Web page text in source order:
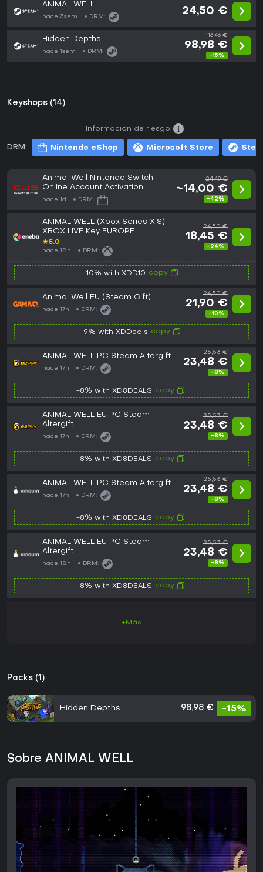
ANIMAL WELL
hace 3sem DRM:
24,50 €
Hidden Depths
hace 1sem DRM:
116,46 €
98,98 €
-15%
Keyshops (14)
DRM: Nintendo eShop Microsoft Store
Información de riesgo:
Animal Well Nintendo Switch
Online Account Activation
(GLOBAL)
hace 1d DRM:
24,49 €
~14,00 €
-42%
ANIMAL WELL (Xbox Series X|S)
XBOX LIVE Key EUROPE
★5.0
hace 18h DRM:
24,50 €
18,45 €
-24%
-10% with XDD10 copy
Animal Well EU (Steam Gift)
hace 17h DRM:
24,50 €
21,90 €
-10%
-9% with XDDeals copy
ANIMAL WELL PC Steam Altergift
hace 17h DRM:
25,53 €
23,48 €
-8%
-8% with XD8DEALS copy
ANIMAL WELL EU PC Steam
Altergift
hace 17h DRM:
25,53 €
23,48 €
-8%
-8% with XD8DEALS copy
ANIMAL WELL PC Steam Altergift
hace 17h DRM:
25,53 €
23,48 €
-8%
-8% with XD8DEALS copy
ANIMAL WELL EU PC Steam
Altergift
hace 18h DRM:
25,53 €
23,48 €
-8%
-8% with XD8DEALS copy
+Más
Packs (1)
Hidden Depths 98,98 € -15%
Sobre ANIMAL WELL